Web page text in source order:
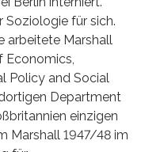
Soziologie für sich.
arbeitete Marshall
Economics,
Policy and Social
Department
einzigen
Marshall 1947/48 im